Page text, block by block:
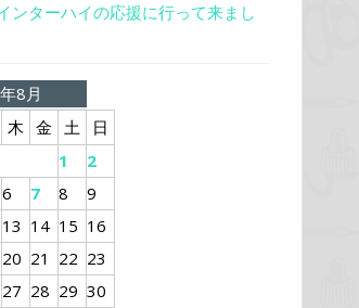
ンターハイの応援に行って来まし
8月
木 金 土
日
1
2
6 7 8
9
13 14 15 16
20 21 22 23
27 28 29 30